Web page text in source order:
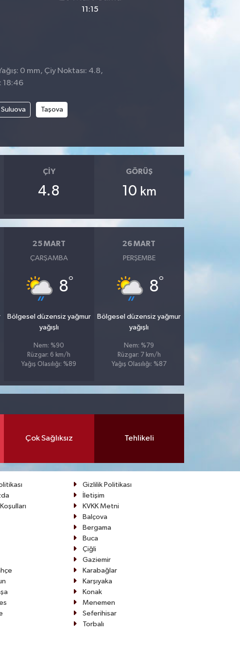
11:15
0 mm, Çiy Noktası: 4.8,
18:46
Suluova Taşova
ÇIY
4.8
GÖRÜŞ
10 km
25 MART
ÇARŞAMBA
8°
Bölgesel düzensiz yağmur
yağışlı
Nem: %90
Rüzgar: 6 km/h
Yağış Olasılığı: %89
26 MART
PERŞEMBE
8°
Bölgesel düzensiz yağmur
yağışlı
Nem: %79
Rüzgar: 7 km/h
Yağış Olasılığı: %87
Çok Sağlıksız Tehlikeli
Gizlilik Politikası
İletişim
KVKK Metni
Balçova
Bergama
Buca
Çiğli
Gaziemir
Karabağlar
Karşıyaka
Konak
Menemen
Seferihisar
Torbalı